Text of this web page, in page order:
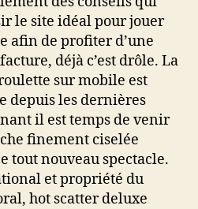
le site idéal pour jouer
afin de profiter d’une
déjà c’est drôle. La
sur mobile est
depuis les dernières
il est temps de venir
finement ciselée
tout nouveau spectacle.
et propriété du
hot scatter deluxe